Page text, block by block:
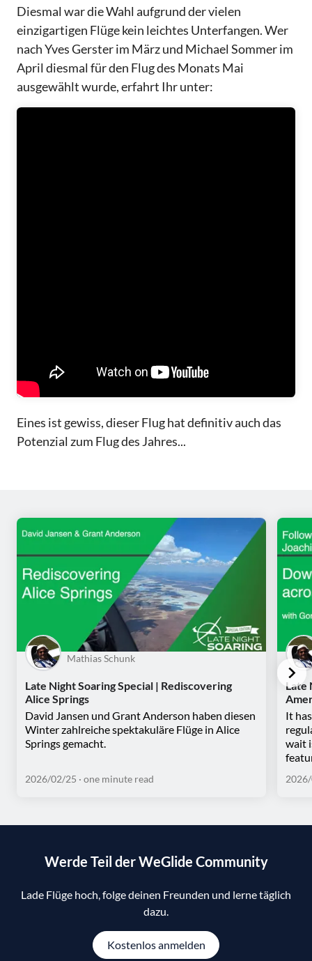
Diesmal war die Wahl aufgrund der vielen
einzigartigen Flüge kein leichtes Unterfangen. Wer
nach Yves Gerster im März und Michael Sommer im
April diesmal für den Flug des Monats Mai
ausgewählt wurde, erfahrt Ihr unter:
Eines ist gewiss, dieser Flug hat definitiv auch das
Potenzial zum Flug des Jahres...
Mathias Schunk
Late Night Soaring Special | Rediscovering
Alice Springs
David Jansen und Grant Anderson haben diesen
Winter zahlreiche spektakuläre Flüge in Alice
Springs gemacht.
2026/02/25 · one minute read
Late
It
wait
Werde Teil der WeGlide Community
Lade Flüge hoch, folge deinen Freunden und lerne täglich
dazu.
Kostenlos anmelden